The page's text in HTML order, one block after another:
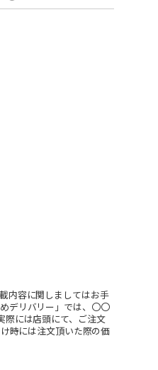
内容に関しましてはお手
デリバリー」では、〇〇
際には店頭にて、ご注文
時には注文頂いた際の価